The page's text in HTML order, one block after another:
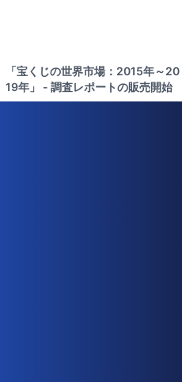
「宝くじの世界市場：2015年～20
19年」 - 調査レポートの販売開始